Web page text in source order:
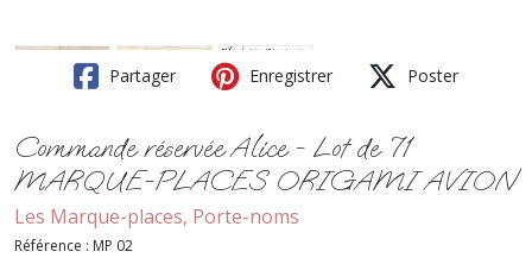
Partager Enregistrer Poster
Commande réservée Alice - Lot de 71
MARQUE-PLACES ORIGAMI AVION
Les Marque-places, Porte-noms
Référence : MP 02